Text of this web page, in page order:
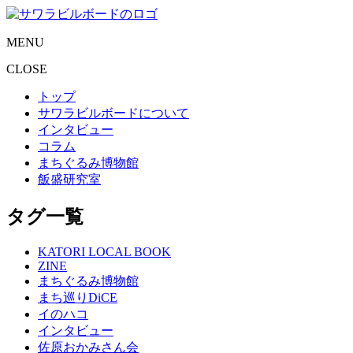
MENU
CLOSE
トップ
サワラビルボードについて
インタビュー
コラム
まちぐるみ博物館
飯盛研究室
タグ一覧
KATORI LOCAL BOOK
ZINE
まちぐるみ博物館
まち巡りDiCE
イのハコ
インタビュー
佐原おかみさん会